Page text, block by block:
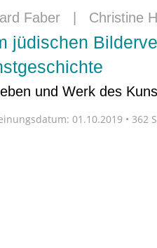
Faber Christine
jüdischen
und Werk des
01.10.2019 • 362